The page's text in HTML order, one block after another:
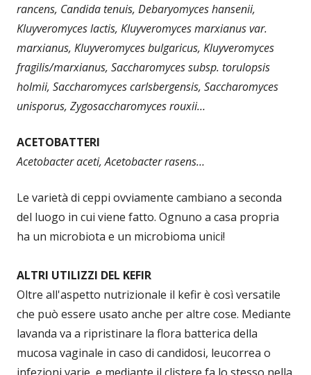
rancens, Candida tenuis, Debaryomyces hansenii,
Kluyveromyces lactis, Kluyveromyces marxianus var.
marxianus, Kluyveromyces bulgaricus, Kluyveromyces
fragilis/marxianus, Saccharomyces subsp. torulopsis
holmii, Saccharomyces carlsbergensis, Saccharomyces
unisporus, Zygosaccharomyces rouxii…
ACETOBATTERI
Acetobacter aceti, Acetobacter rasens…
Le varietà di ceppi ovviamente cambiano a seconda
del luogo in cui viene fatto. Ognuno a casa propria
ha un microbiota e un microbioma unici!
ALTRI UTILIZZI DEL KEFIR
Oltre all'aspetto nutrizionale il kefir è così versatile
che può essere usato anche per altre cose. Mediante
lavanda va a ripristinare la flora batterica della
mucosa vaginale in caso di candidosi, leucorrea o